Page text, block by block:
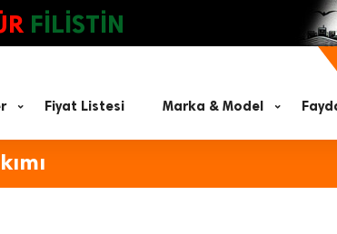
FİLİSTİN
Fiyat Listesi Marka & Model